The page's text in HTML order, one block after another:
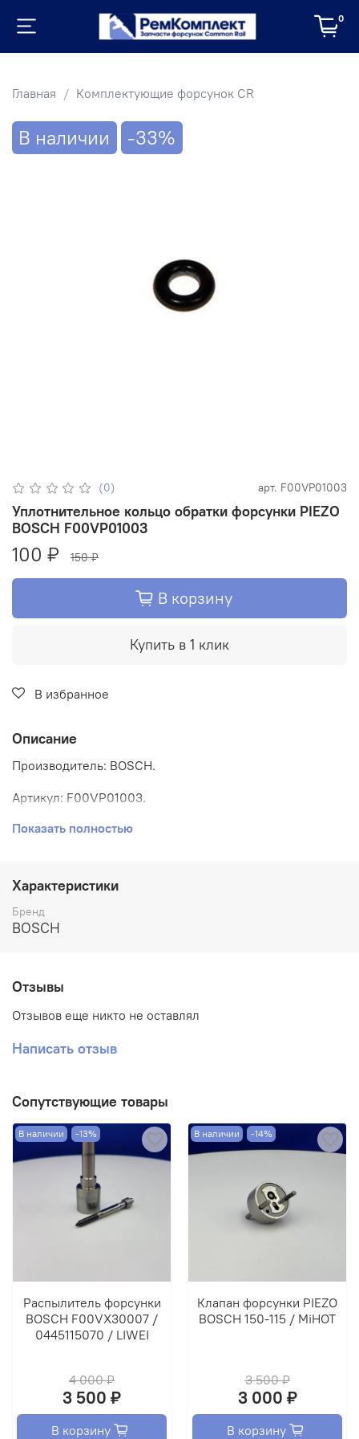
0
Главная Комплектующие форсунок CR
В наличии -33%
(0) арт. F00VP01003
Уплотнительное кольцо обратки форсунки PIEZO
BOSCH F00VP01003
100 ₽ 150 ₽
В корзину
Купить в 1 клик
В избранное
Описание
Производитель: BOSCH.
Артикул: F00VP01003.
Номера аналогов: WHT007480, 13537794553, 33817-
Размер: 2,8х5,8х1,5 мм.
Показать полностью
Характеристики
Бренд
BOSCH
Отзывы
Отзывов еще никто не оставлял
Написать отзыв
Сопутствующие товары
В наличии -13%
Распылитель форсунки
BOSCH F00VX30007 /
0445115070 / LIWEI
4 000 ₽
3 500 ₽
В корзину
В наличии -14%
Клапан форсунки PIEZO
BOSCH 150-115 / MiHOT
3 500 ₽
3 000 ₽
В корзину